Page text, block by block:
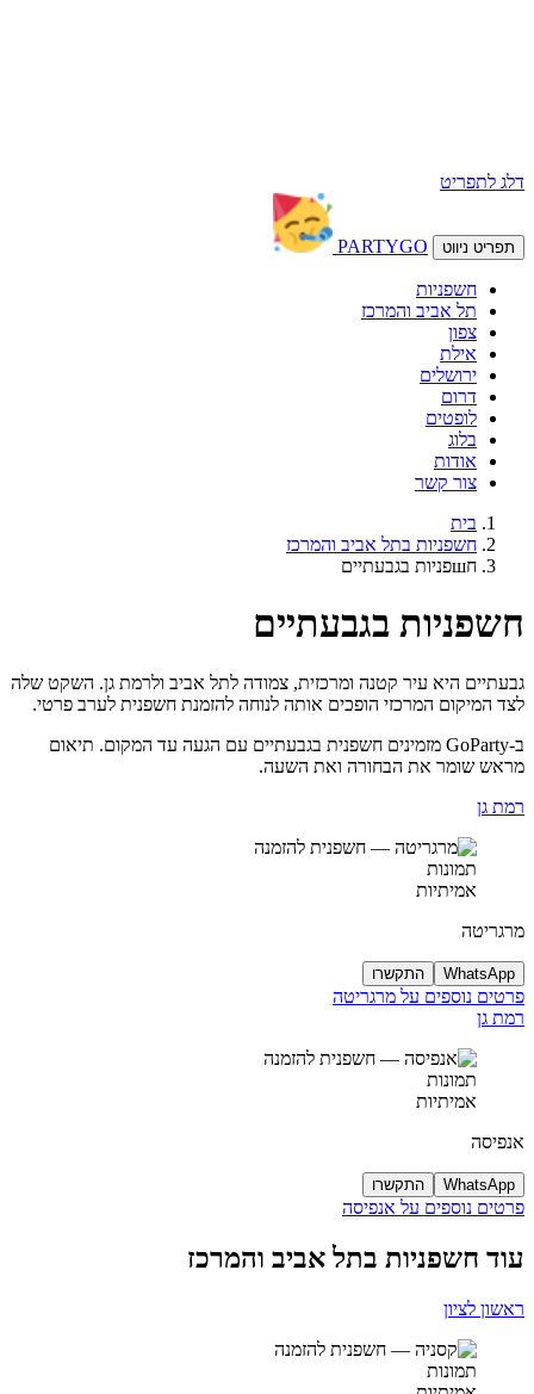
דלג לתפריט
תפריט ניווט PARTYGO
חשפניות
תל אביב והמרכז
צפון
אילת
ירושלים
דרום
לופטים
בלוג
אודות
צור קשר
בית
חשפניות בתל אביב והמרכז
חшפניות בגבעתיים
חשפניות בגבעתיים
גבעתיים היא עיר קטנה ומרכזית, צמודה לתל אביב ולרמת גן. השקט שלה
לצד המיקום המרכזי הופכים אותה לנוחה להזמנת חשפנית לערב פרטי.
ב-GoParty מזמינים חשפנית בגבעתיים עם הגעה עד המקום. תיאום
מראש שומר את הבחורה ואת השעה.
רמת גן
תמונות
אמיתיות
מרגריטה
WhatsApp התקשרו
פרטים נוספים על מרגריטה
רמת גן
תמונות
אמיתיות
אנפיסה
WhatsApp התקשרו
פרטים נוספים על אנפיסה
עוד חשפניות בתל אביב והמרכז
ראשון לציון
תמונות